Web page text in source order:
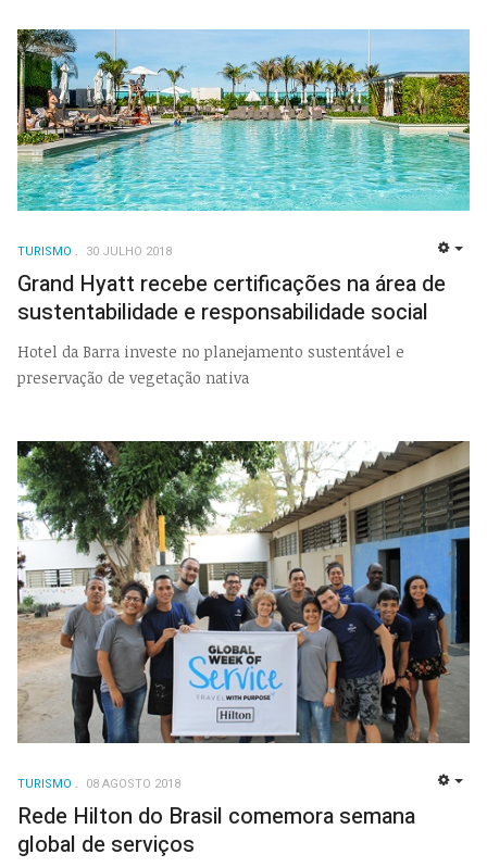
TURISMO 30 JULHO 2018
Grand Hyatt recebe certificações na área de
sustentabilidade e responsabilidade social
Hotel da Barra investe no planejamento sustentável e
preservação de vegetação nativa
TURISMO 08 AGOSTO 2018
Rede Hilton do Brasil comemora semana
global de serviços